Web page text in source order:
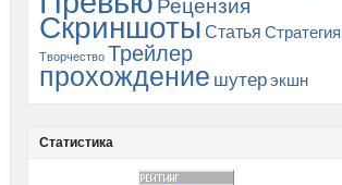
Рецензия
Скриншоты Статья Стратегия
Творчество Трейлер
прохождение шутерэкшн
Статистика